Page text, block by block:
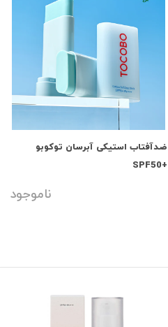
ضدآفتاب استیکی آبرسان توکوبو
+SPF50
ناموجود